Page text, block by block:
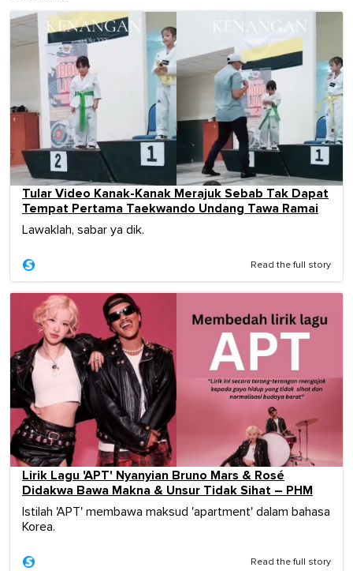
Tular Video Kanak-Kanak Merajuk Sebab Tak Dapat
Tempat Pertama Taekwando Undang Tawa Ramai
Lawaklah, sabar ya dik.
Read the full story
Lirik Lagu 'APT' Nyanyian Bruno Mars & Rosé
Didakwa Bawa Makna & Unsur Tidak Sihat – PHM
Istilah 'APT' membawa maksud 'apartment' dalam bahasa
Korea.
Read the full story